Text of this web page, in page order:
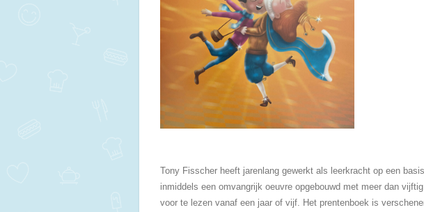
Tony Fisscher heeft jarenlang gewerkt als leerkracht op een
inmiddels een omvangrijk oeuvre opgebouwd met meer dan
voor te lezen vanaf een jaar of vijf. Het prentenboek is